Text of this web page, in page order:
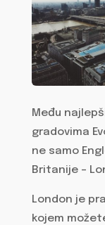
Među
gradovima
ne samo
Britanije –
London je
kojem